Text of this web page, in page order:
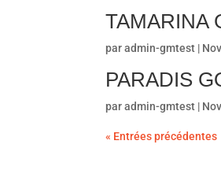
TAMARINA
paradmin-gmtest |
PARADIS
paradmin-gmtest |
« Entrées précédentes